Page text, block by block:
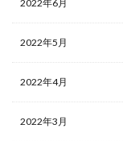
2022年6月
2022年5月
2022年4月
2022年3月